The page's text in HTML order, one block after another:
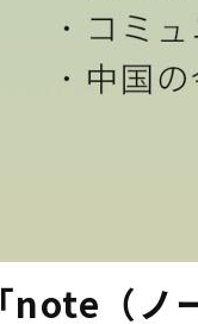
「note（ノ